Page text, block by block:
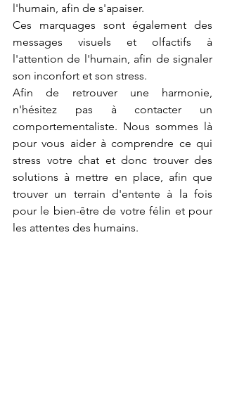
l'humain, afin de s'apaiser.
Ces marquages sont également des
messages visuels et olfactifs à
l'attention de l'humain, afin de signaler
son inconfort et son stress.
Afin de retrouver une harmonie,
n'hésitez pas à contacter un
comportementaliste. Nous sommes là
pour vous aider à comprendre ce qui
stress votre chat et donc trouver des
solutions à mettre en place, afin que
trouver un terrain d'entente à la fois
pour le bien-être de votre félin et pour
les attentes des humains.